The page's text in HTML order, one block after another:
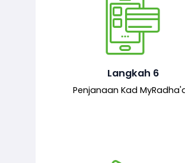
Langkah 6
Penjanaan Kad
Setelah permohonan
MyRadha’ah akan dijana.